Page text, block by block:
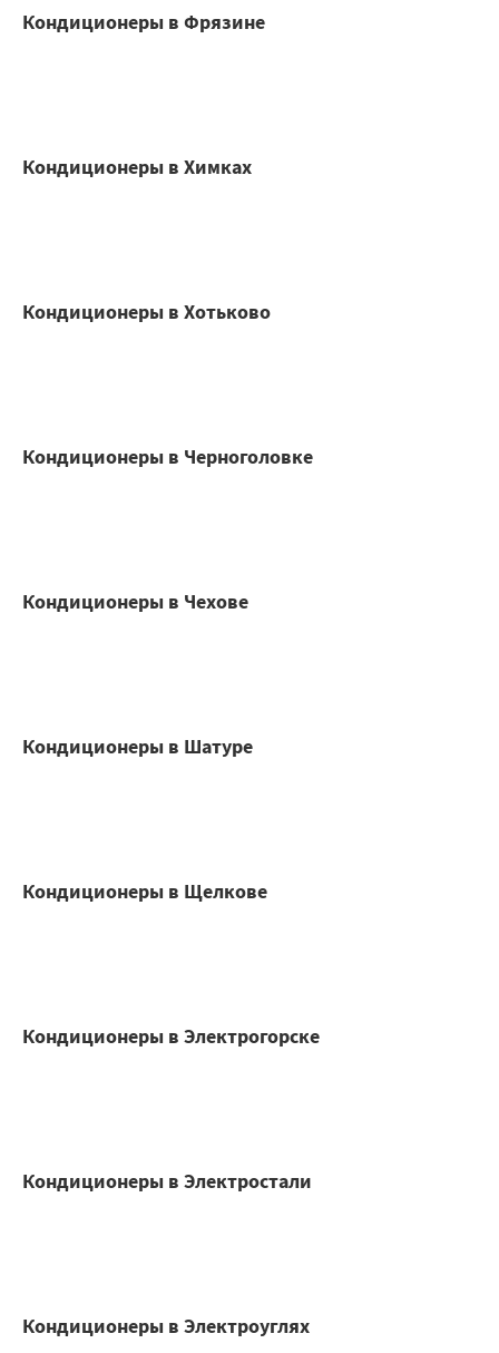
Кондиционеры в Фрязине
Кондиционеры в Химках
Кондиционеры в Хотьково
Кондиционеры в Черноголовке
Кондиционеры в Чехове
Кондиционеры в Шатуре
Кондиционеры в Щелкове
Кондиционеры в Электрогорске
Кондиционеры в Электростали
Кондиционеры в Электроуглях